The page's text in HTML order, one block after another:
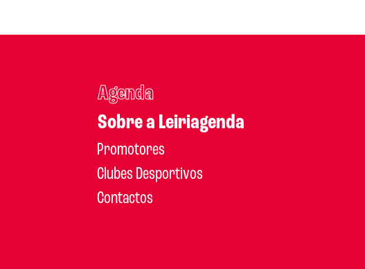
Agenda
Sobre a Leiriagenda
Promotores
Clubes Desportivos
Contactos